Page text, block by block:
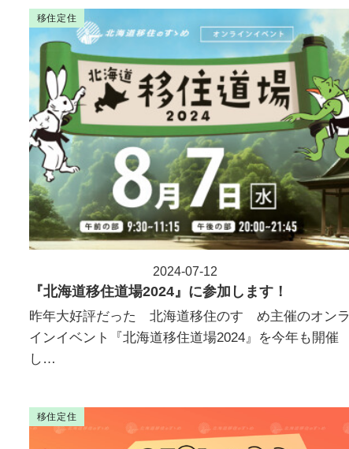
移住定住
『北海道移住道場2024』に参加します！
昨年大好評だった 北海道移住のすゝめ主催のオンラ
インイベント『北海道移住道場2024』を今年も開催
し…
投稿日
2024-07-12
移住定住